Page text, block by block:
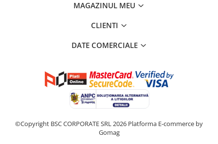
MAGAZINUL MEU
CLIENTI
DATE COMERCIALE
©Copyright BSC CORPORATE SRL 2026 Platforma E-commerce by
Gomag